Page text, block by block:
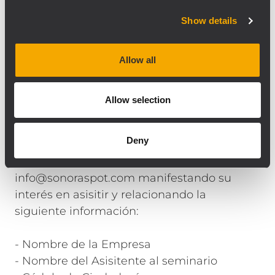
Show details
Allow all
Allow selection
Deny
Corferias Pabellón 3, Piso 1, Stand 731
Fecha: Noviembre 15 de 2017
Hora: 4:00 p.m. a 8:00 p.m.
previamente al seminario, enviando un
email a
info@sonoraspot.com manifestando su
interés en asisitir y relacionando la
siguiente información:
- Nombre de la Empresa
- Nombre del Asisitente al seminario